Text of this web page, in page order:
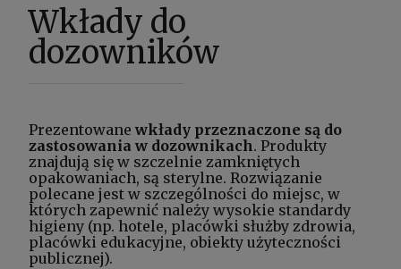
Wkłady do
dozowników
Prezentowanewkłady przeznaczone są do
zastosowania w dozownikach. Produkty
znajdują się w szczelnie zamkniętych
opakowaniach, są sterylne. Rozwiązanie
polecane jest w szczególności do miejsc, w
których zapewnić należy wysokie standardy
higieny (np. hotele, placówki służby zdrowia,
placówki edukacyjne, obiekty użyteczności
publicznej).